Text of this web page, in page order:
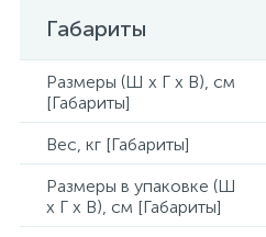
Габариты
Размеры (Ш x Г x В), см
[Габариты]
Вес, кг [Габариты]
Размеры в упаковке (Ш
x Г x В), см [Габариты]